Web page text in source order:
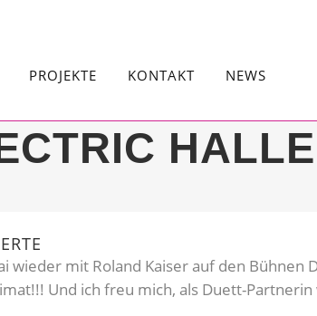
PROJEKTE KONTAKT NEWS
wieder mit Roland Kaiser auf den Bühnen
Und ich freu mich, als Duett-